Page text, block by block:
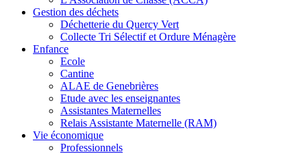
Gestion des déchets
Déchetterie du Quercy Vert
Collecte Tri Sélectif et Ordure Ménagère
Enfance
Ecole
Cantine
ALAE de Genebrières
Etude avec les enseignantes
Assistantes Maternelles
Relais Assistante Maternelle (RAM)
Vie économique
Professionnels